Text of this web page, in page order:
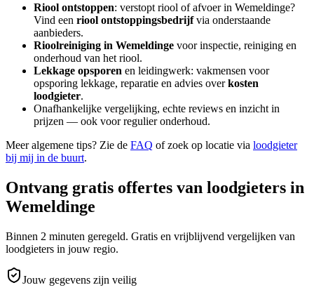
Riool ontstoppen: verstopt riool of afvoer in Wemeldinge?
Vind een riool ontstoppingsbedrijfvia onderstaande
aanbieders.
Rioolreiniging in Wemeldinge voor inspectie, reiniging en
onderhoud van het riool.
Lekkage opsporen en leidingwerk: vakmensen voor
opsporing lekkage, reparatie en advies overkosten
loodgieter.
Onafhankelijke vergelijking, echte reviews en inzicht in
prijzen — ook voor regulier onderhoud.
Meer algemene tips? Zie de FAQ of zoek op locatie via loodgieter
bij mij in de buurt.
Ontvang gratis offertes van loodgieters in
Wemeldinge
Binnen 2 minuten geregeld. Gratis en vrijblijvend vergelijken van
loodgieters in jouw regio.
Jouw gegevens zijn veilig